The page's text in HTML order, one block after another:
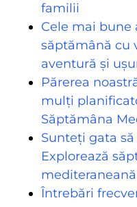
familii
Cele mai bune
săptămână cu
aventură și
Părerea
mulți
Săptămâna
Sunteți gata
Explorează
mediteraneană
Întrebări